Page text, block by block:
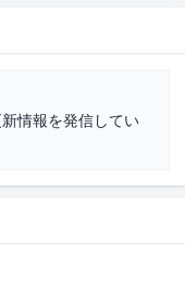
情報を発信してい